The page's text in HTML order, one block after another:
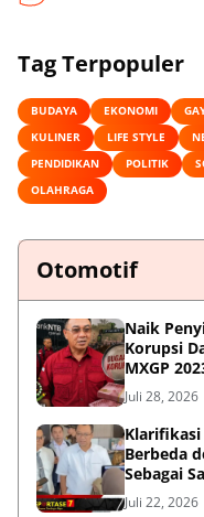
Tag Terpopuler
BUDAYA EKONOMI
KULINER
LIFE STYLE
PENDIDIKAN
POLITIK
OLAHRAGA
Otomotif
Naik
Korupsi
MXGP
Juli 28, 2026
Klarifikasi
Berbeda
Sebagai
Juli 22, 2026